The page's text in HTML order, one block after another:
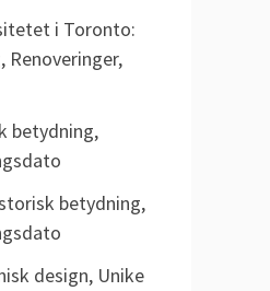
i Toronto:
Renoveringer,
betydning,
betydning,
design, Unike